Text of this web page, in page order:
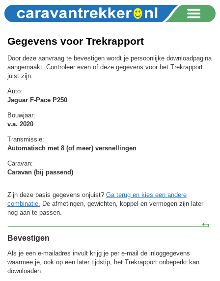
Gegevens voor Trekrapport
Door deze aanvraag te bevestigen wordt je persoonlijke downloadpagina
aangemaakt. Controleer even of deze gegevens voor het Trekrapport
juist zijn.
Auto:
Jaguar F-Pace P250
Bouwjaar:
v.a. 2020
Transmissie:
Automatisch met 8 (of meer) versnellingen
Caravan:
Caravan (bij passend)
Zijn deze basis gegevens onjuist? Ga terug en kies een andere
combinatie. De afmetingen, gewichten, koppel en vermogen zijn later
nog aan te passen.
Bevestigen
Als je een e-mailadres invult krijg je per e-mail de inloggegevens
waarmee je, ook op een later tijdstip, het Trekrapport onbeperkt kan
downloaden.